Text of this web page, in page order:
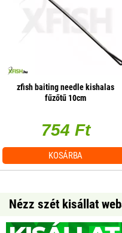
zfish baiting needle kishalas
fűzőtű 10cm
754 Ft
KOSÁRBA
Nézz szét kisállat